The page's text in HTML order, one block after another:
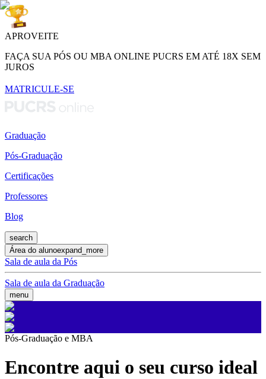
APROVEITE
FAÇA SUA PÓS OU MBA ONLINE PUCRS EM ATÉ 18X SEM
JUROS
MATRICULE-SE
Graduação
Pós-Graduação
Certificações
Professores
Blog
search
Área do alunoexpand_more
Sala de aula da Pós
Sala de aula da Graduação
menu
Pós-Graduação e MBA
Encontre aqui o seu curso ideal